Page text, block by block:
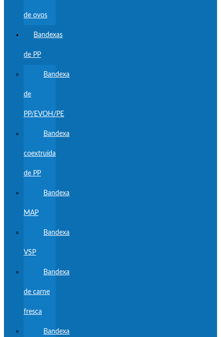
de ovos
Bandexas
de PP
Bandexa
de
PP/EVOH/PE
Bandexa
coextruída
de PP
Bandexa
MAP
Bandexa
VSP
Bandexa
de carne
fresca
Bandexa